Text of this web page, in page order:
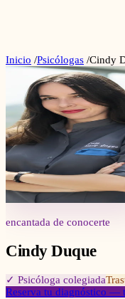
Inicio /Psicólogas /Cindy
encantada de conocerte
Cindy Duque
✓ Psicóloga colegiada
Reserva tu diagnóstico —